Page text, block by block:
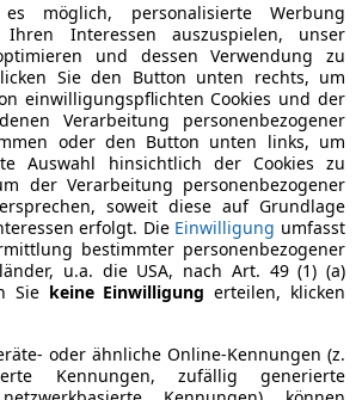
(Seit 2024)
mm
möglich, personalisierte Werbung
Ihren Interessen auszuspielen, unser
und dessen Verwendung zu
Sie den Button unten rechts, um
einwilligungspflichten Cookies und der
Verarbeitung personenbezogener
oder den Button unten links, um
Auswahl hinsichtlich der Cookies zu
der Verarbeitung personenbezogener
soweit diese auf Grundlage
erfolgt. Die Einwilligung umfasst
bestimmter personenbezogener
u.a. die USA, nach Art. 49 (1) (a)
Sie keine Einwilligung erteilen, klicken
oder ähnliche Online-Kennungen (z.
Kennungen, zufällig generierte